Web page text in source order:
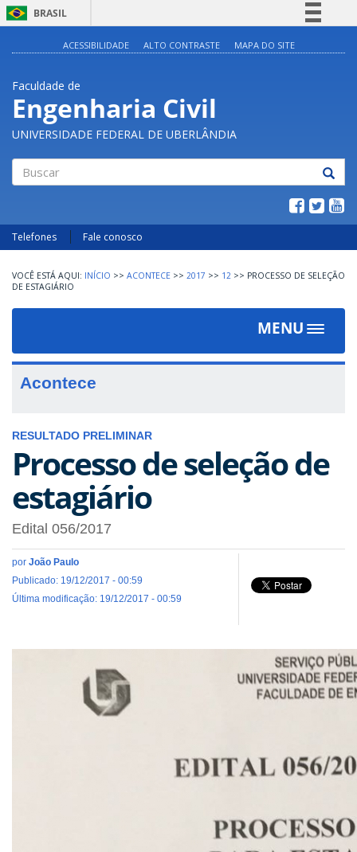
BRASIL
Legislação
Canais
ACESSIBILIDADE ALTO CONTRASTE MAPA DO SITE
Faculdade de
Engenharia Civil
UNIVERSIDADE FEDERAL DE UBERLÂNDIA
Telefones Fale conosco
INÍCIO >> ACONTECE >> 2017 >> 12 >> PROCESSO DE SELEÇÃO
DE ESTAGIÁRIO
MENU
Toggle
Acontece
RESULTADO PRELIMINAR
Processo de seleção de
estagiário
Edital 056/2017
por João Paulo
Publicado: 19/12/2017 - 00:59
Última modificação: 19/12/2017 - 00:59